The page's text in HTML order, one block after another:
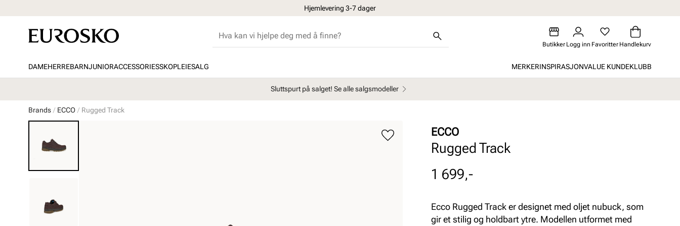
Hjemlevering 3-7 dager
Butikker Logg inn Favoritter Handlekurv
DAMEHERREBARNJUNIORACCESSORIESSKOPLEIESALG MERKERINSPIRASJONVALUE KUNDEKLUBB
Sluttspurt på salget! Se alle salgsmodeller
Brands ECCO Rugged Track
ECCO
Rugged Track
Pris
1 699,-
Ecco Rugged Track er designet med oljet nubuck, som
gir et stilig og holdbart ytre. Modellen utformet med